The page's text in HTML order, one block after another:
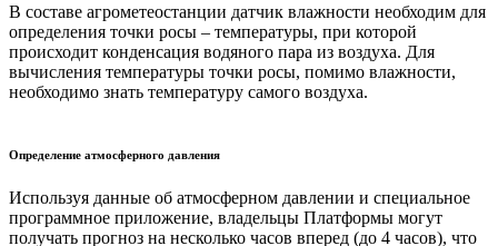
В составе агрометеостанции датчик влажности необходим для
определения точки росы – температуры, при которой
происходит конденсация водяного пара из воздуха. Для
вычисления температуры точки росы, помимо влажности,
необходимо знать температуру самого воздуха.
Определение атмосферного давления
Используя данные об атмосферном давлении и специальное
программное приложение, владельцы Платформы могут
получать прогноз на несколько часов вперед (до 4 часов), что